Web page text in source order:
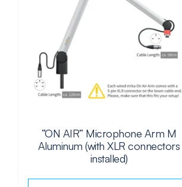
“ON AIR” Microphone Arm M
Aluminum (with XLR connectors
installed)